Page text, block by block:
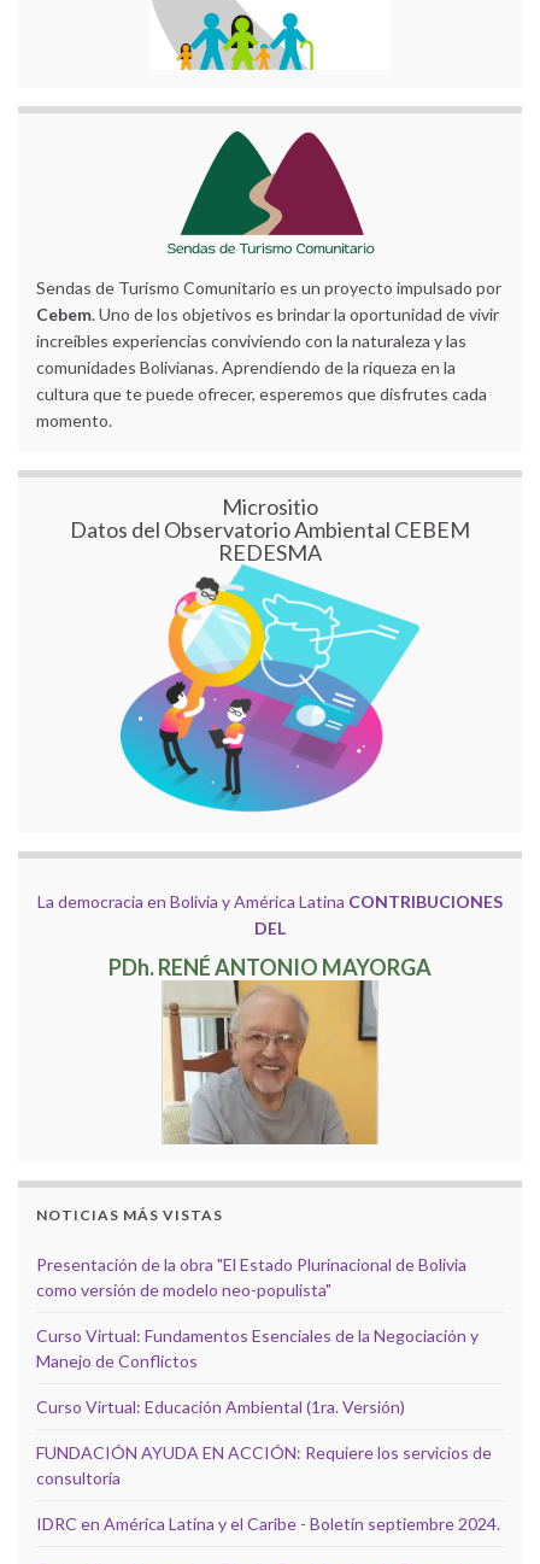
Sendas de Turismo Comunitario es un proyecto impulsado por
Cebem. Uno de los objetivos es brindar la oportunidad de vivir
increíbles experiencias conviviendo con la naturaleza y las
comunidades Bolivianas. Aprendiendo de la riqueza en la
cultura que te puede ofrecer, esperemos que disfrutes cada
momento.
Micrositio
Datos del Observatorio Ambiental CEBEM
REDESMA
La democracia en Bolivia y América Latina CONTRIBUCIONES
DEL
PDh. RENÉ ANTONIO MAYORGA
NOTICIAS MÁS VISTAS
Presentación de la obra "El Estado Plurinacional de Bolivia
como versión de modelo neo-populista"
Curso Virtual: Fundamentos Esenciales de la Negociación y
Manejo de Conflictos
Curso Virtual: Educación Ambiental (1ra. Versión)
FUNDACIÓN AYUDA EN ACCIÓN: Requiere los servicios de
consultoría
IDRC en América Latina y el Caribe - Boletín septiembre 2024.